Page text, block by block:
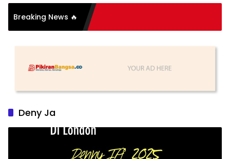
Breaking News 🔥
Sederhana, Katanya
Deny Ja